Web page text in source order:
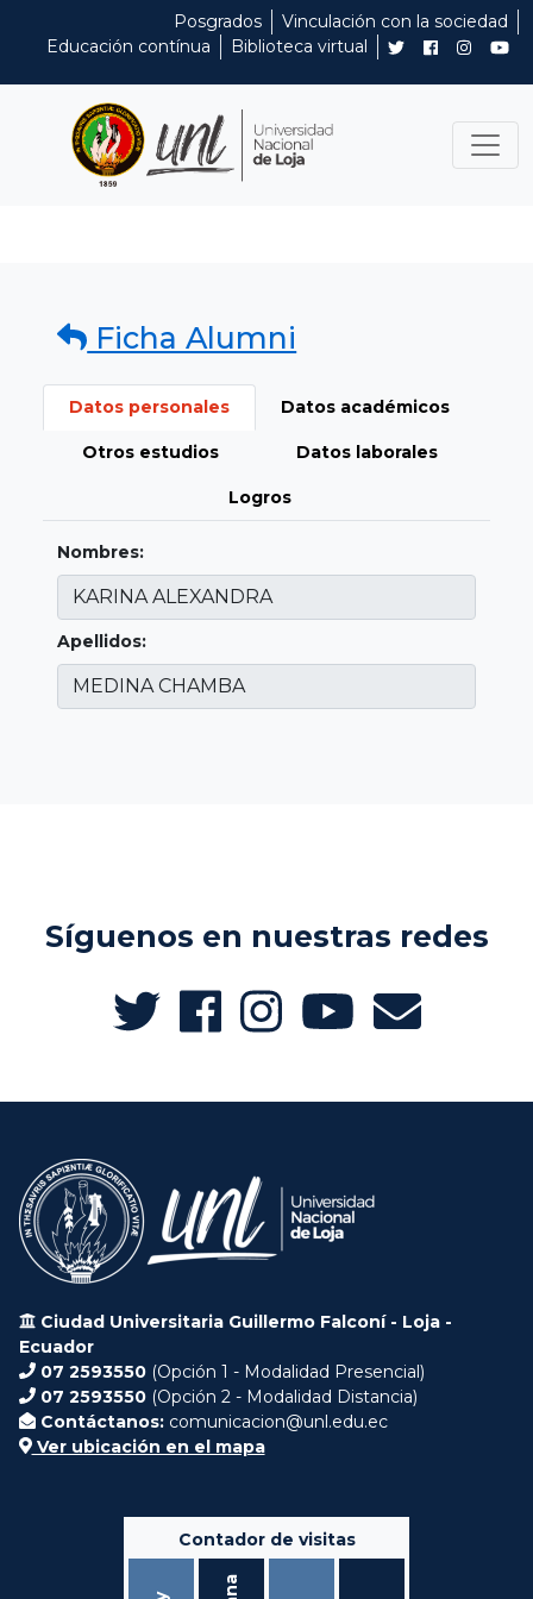
Posgrados
Vinculación con la sociedad
Educación contínua
Biblioteca virtual
Ficha Alumni
Datos personales Datos académicos
Otros estudios Datos laborales
Logros
Nombres:
Apellidos:
Síguenos en nuestras redes
Ciudad Universitaria Guillermo Falconí - Loja -
Ecuador
07 2593550 (Opción 1 - Modalidad Presencial)
07 2593550 (Opción 2 - Modalidad Distancia)
Contáctanos: comunicacion@unl.edu.ec
Ver ubicación en el mapa
Contador de visitas